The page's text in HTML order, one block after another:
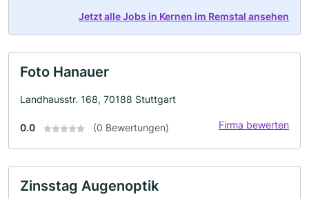
Jetzt alle Jobs in Kernen im Remstal ansehen
Foto Hanauer
Landhausstr. 168, 70188 Stuttgart
0.0 (0 Bewertungen) Firma bewerten
Zinsstag Augenoptik